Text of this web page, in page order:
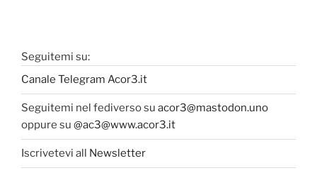
Seguitemi su:
Canale Telegram Acor3.it
Seguitemi nel fediverso su acor3@mastodon.uno
oppure su @ac3@www.acor3.it
Iscrivetevi all Newsletter